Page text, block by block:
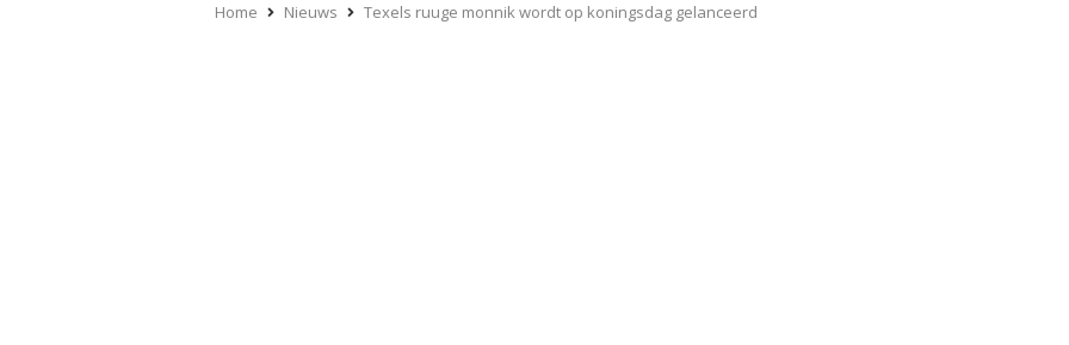
Home Nieuws Texels ruuge monnik wordt op koningsdag gelanceerd